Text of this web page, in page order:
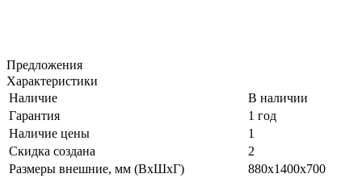
Предложения
Характеристики
Наличие
В наличии
Гарантия
1 год
Наличие цены
1
Скидка создана
2
Размеры внешние, мм (ВхШхГ)
880x1400x700